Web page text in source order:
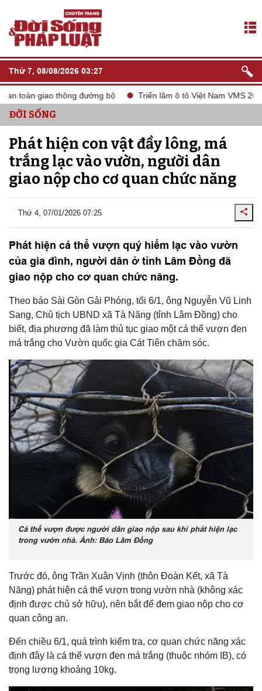
Thứ 7, 08/08/2026 03:27
toàn giao thông đường bộ Triển lãm ô tô Việt Nam VMS 2024
ĐỜI SỐNG
Phát hiện con vật đầy lông, má
trắng lạc vào vườn, người dân
giao nộp cho cơ quan chức năng
Thứ 4, 07/01/2026 07:25
Phát hiện cá thể vượn quý hiếm lạc vào vườn
của gia đình, người dân ở tỉnh Lâm Đồng đã
giao nộp cho cơ quan chức năng.
Theo báo Sài Gòn Gải Phóng, tối 6/1, ông Nguyễn Vũ Linh
Sang, Chủ tịch UBND xã Tà Năng (tỉnh Lâm Đồng) cho
biết, địa phương đã làm thủ tục giao một cá thể vượn đen
má trắng cho Vườn quốc gia Cát Tiên chăm sóc.
Cá thể vượn được người dân giao nộp sau khi phát hiện lạc
trong vườn nhà. Ảnh: Báo Lâm Đồng
Trước đó, ông Trần Xuân Vịnh (thôn Đoàn Kết, xã Tà
Năng) phát hiện cá thể vượn trong vườn nhà (không xác
định được chủ sở hữu), nên bắt để đem giao nộp cho cơ
quan công an.
Đến chiều 6/1, quá trình kiểm tra, cơ quan chức năng xác
định đây là cá thể vượn đen má trắng (thuộc nhóm IB), có
trọng lượng khoảng 10kg.